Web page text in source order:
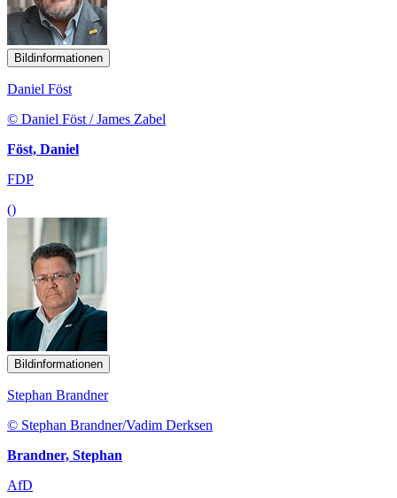
Bildinformationen
Daniel Föst
© Daniel Föst / James Zabel
Föst, Daniel
FDP
()
Bildinformationen
Stephan Brandner
© Stephan Brandner/Vadim Derksen
Brandner, Stephan
AfD